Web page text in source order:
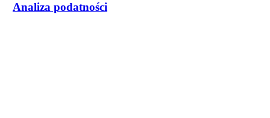
Analiza podatności